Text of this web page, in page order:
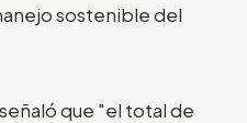
sostenible del
que "el total de